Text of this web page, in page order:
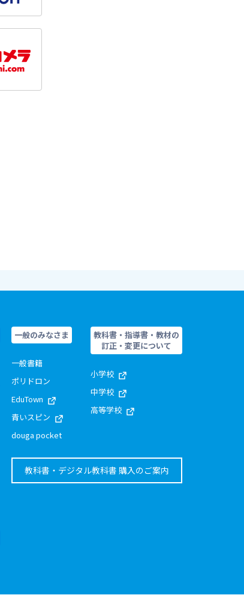
一般のみなさま
一般書籍
ポリドロン
EduTown
青いスピン
douga pocket
教科書・指導書・教材の
訂正・変更について
小学校
中学校
高等学校
教科書・デジタル教科書 購入のご案内